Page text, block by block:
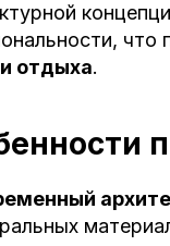
что
отдыха.